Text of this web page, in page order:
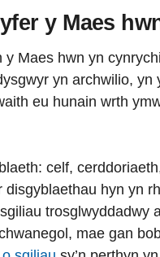
y Maes
y Maes hwn yn
yn archwilio, yn
eu hunain wrth
celf,
disgyblaethau hyn yn
trosglwyddadwy a
mae gan